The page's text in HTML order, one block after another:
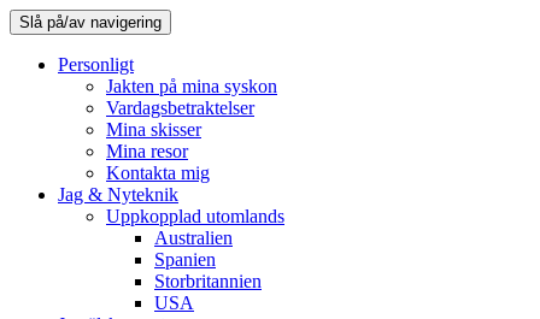
Slå på/av navigering
Personligt
Jakten på mina syskon
Vardagsbetraktelser
Mina skisser
Mina resor
Kontakta mig
Jag & Nyteknik
Uppkopplad utomlands
Australien
Spanien
Storbritannien
USA